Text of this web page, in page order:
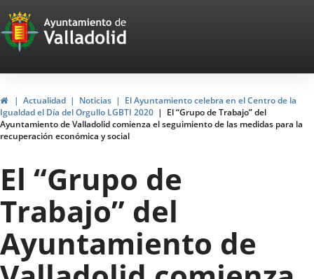
Portal
Web
del
Ayuntamiento
de
Valladolid
HomeActualidad Noticias
El Ayuntamiento celebra en el Centro de la
Igualdad el Día del Orgullo LGBTI 2020
El “Grupo de Trabajo” del
Ayuntamiento de Valladolid comienza el seguimiento de las medidas para la
recuperación económica y social
El “Grupo de
Trabajo” del
Ayuntamiento de